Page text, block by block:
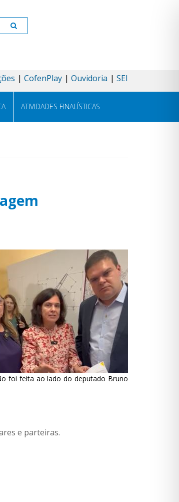
CofenPlay Ouvidoria SEI
ATIVIDADES FINALÍSTICAS
foi feita ao lado do deputado Bruno
e parteiras.